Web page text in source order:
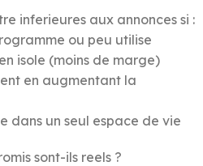
inferieures aux annonces si :
ou peu utilise
isole (moins de marge)
en augmentant la
dans un seul espace de vie
sont-ils reels ?